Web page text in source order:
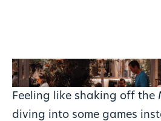
Feeling like shaking off the
diving into some games